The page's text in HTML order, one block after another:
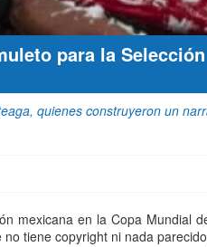
para la
quienes construyeron un
mexicana en la Copa
tiene copyright ni nada